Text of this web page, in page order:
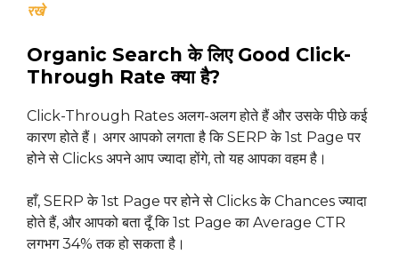
रखे
Organic Search के लिए Good Click-
Through Rate क्या है?
Click-Through Rates अलग-अलग होते हैं और उसके पीछे कई
कारण होते हैं। अगर आपको लगता है कि SERP के 1st Page पर
होने से Clicks अपने आप ज्यादा होंगे, तो यह आपका वहम है।
हाँ, SERP के 1st Page पर होने से Clicks के Chances ज्यादा
होते हैं, और आपको बता दूँ कि 1st Page का Average CTR
लगभग 34% तक हो सकता है।